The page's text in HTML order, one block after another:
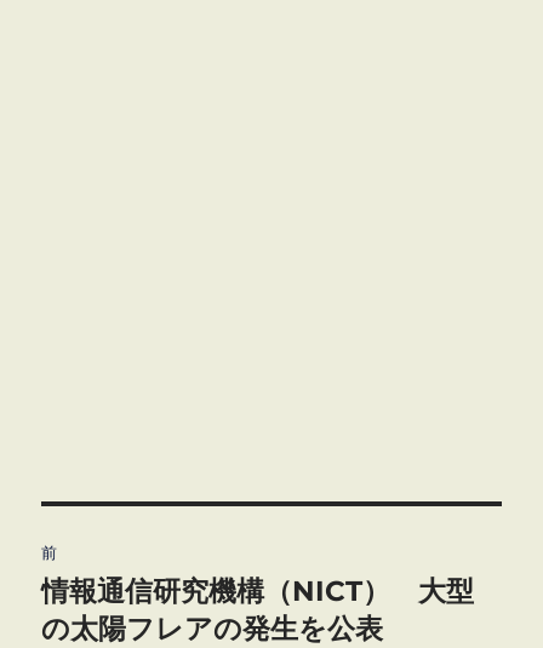
稿
ナ
前
前
の
情報通信研究機構（NICT） 大型
の太陽フレアの発生を公表